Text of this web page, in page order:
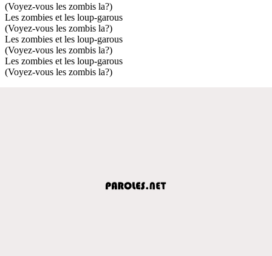
(Voyez-vous les zombis la?)
Les zombies et les loup-garous
(Voyez-vous les zombis la?)
Les zombies et les loup-garous
(Voyez-vous les zombis la?)
Les zombies et les loup-garous
(Voyez-vous les zombis la?)